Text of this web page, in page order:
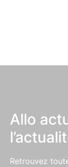
Allo
Retrouvez